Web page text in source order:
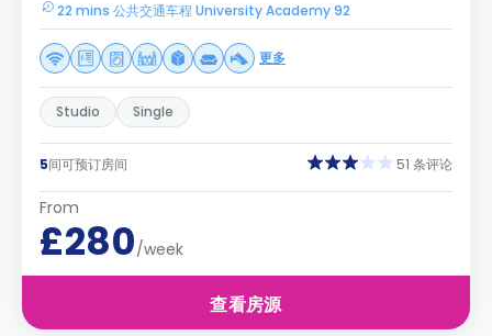
22 mins 公共交通车程 University Academy 92
更多
Studio Single
5间可预订房间 51 条评论
From
£280/week
查看房源